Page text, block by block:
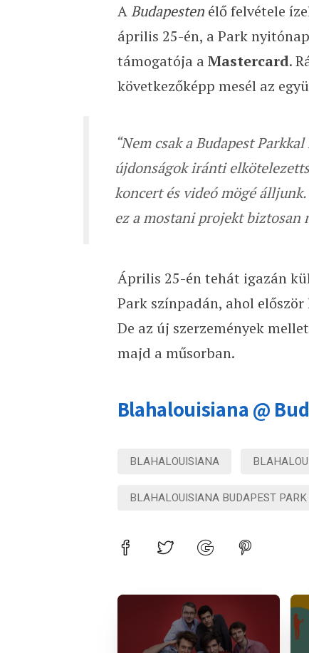
ABudapestenélő felvétele
április 25-én, a Park
támogatója a Mastercard.
következőképp mesél az
“Nem csak a Budapest
újdonságok iránti
koncert és videó mögé
ez a mostani projekt biztosan
Április 25-én tehát igazán
Park színpadán, ahol
De az új szerzemények
majd a műsorban.
Blahalouisiana @
BLAHALOUISIANA
BLAHALOUISIANA BUDAPEST